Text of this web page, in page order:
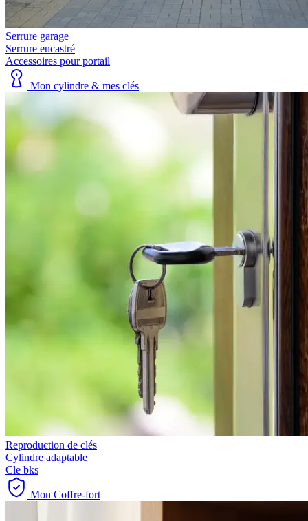
Serrure garage
Serrure encastré
Accessoires pour portail
Mon cylindre & mes clés
Reproduction de clés
Cylindre adaptable
Cle bks
Mon Coffre-fort